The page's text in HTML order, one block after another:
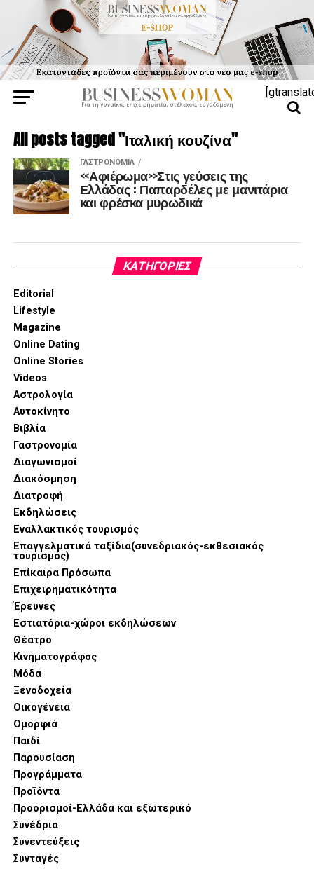
All posts tagged "Ιταλική κουζίνα"
ΓΑΣΤΡΟΝΟΜΊΑ
<<Αφιέρωμα>>Στις γεύσεις της
Ελλάδας : Παπαρδέλες με μανιτάρια
και φρέσκα μυρωδικά
KΑΤΗΓΟΡΊΕΣ
Editorial
Lifestyle
Magazine
Online Dating
Online Stories
Videos
Αστρολογία
Αυτοκίνητο
Βιβλία
Γαστρονομία
Διαγωνισμοί
Διακόσμηση
Διατροφή
Εκδηλώσεις
Εναλλακτικός τουρισμός
Επαγγελματικά ταξίδια(συνεδριακός-εκθεσιακός
τουρισμός)
Επίκαιρα Πρόσωπα
Επιχειρηματικότητα
Έρευνες
Εστιατόρια-χώροι εκδηλώσεων
Θέατρο
Κινηματογράφος
Μόδα
Ξενοδοχεία
Οικογένεια
Ομορφιά
Παιδί
Παρουσίαση
Προγράμματα
Προϊόντα
Προορισμοί-Ελλάδα και εξωτερικό
Συνέδρια
Συνεντεύξεις
Συνταγές